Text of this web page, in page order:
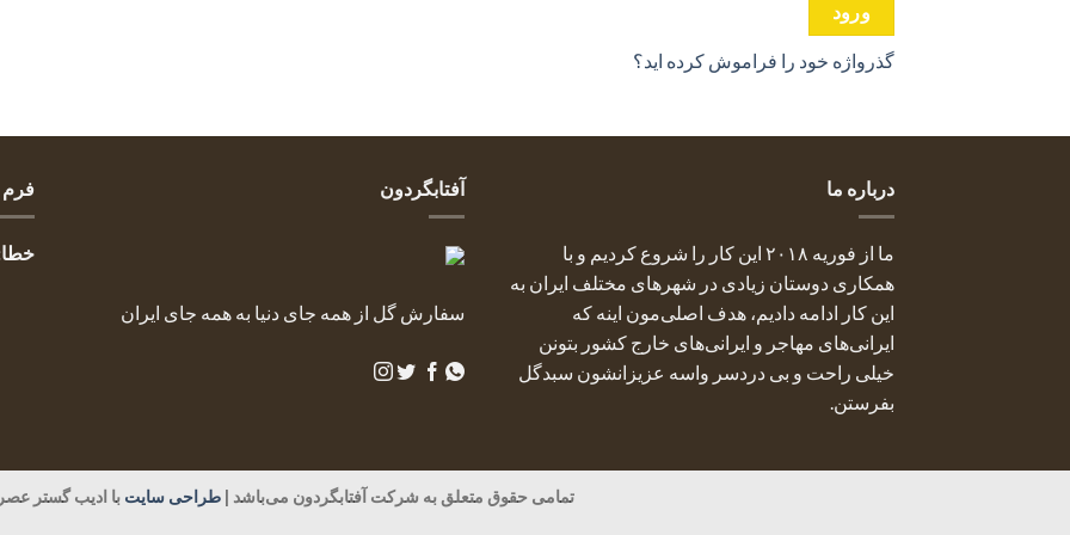
ورود
گذرواژه خود را فراموش کرده اید؟
درباره ما
ما از فوریه ۲۰۱۸ این کار را شروع کردیم و با
همکاری دوستان زیادی در شهرهای مختلف ایران به
این کار ادامه دادیم، هدف اصلی‌مون اینه که
ایرانی‌های مهاجر و ایرانی‌های خارج کشور بتونن
خیلی راحت و بی دردسر واسه عزیزانشون سبدگل
بفرستن.
آفتابگردون
سفارش گل از همه جای دنیا به همه جای ایران
تمامی حقوق متعلق به شرکت آفتابگردون می‌باشد |طراحی سایتبا ادیب گستر